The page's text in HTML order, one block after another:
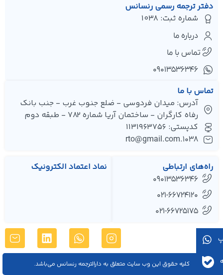
دفتر ترجمه رسمی رنسانس
شماره ثبت: 1038
درباره ما
تماس با ما
۰۹۰۱۳۵۳۶۳۴۶
تماس با ما
آدرس: میدان فردوسی - ضلع جنوب غرب - جنب بانک
رفاه کارگران - ساختمان آریا شماره 782 - طبقه دوم
کدپستی: 1131963756
1038.rto@gmail.com
راه‌های ارتباطی
09013536346
021-66724120
021-66725175
نماد اعتماد الکترونیک
کليه حقوق اين وب سایت متعلق به دارالترجمه رنسانس می‌باشد.